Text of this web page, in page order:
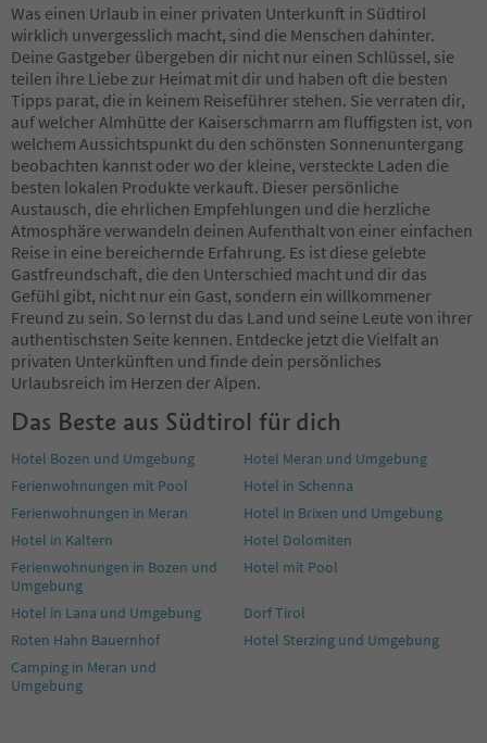
Was einen Urlaub in einer privaten Unterkunft in Südtirol
wirklich unvergesslich macht, sind die Menschen dahinter.
Deine Gastgeber übergeben dir nicht nur einen Schlüssel, sie
teilen ihre Liebe zur Heimat mit dir und haben oft die besten
Tipps parat, die in keinem Reiseführer stehen. Sie verraten dir,
auf welcher Almhütte der Kaiserschmarrn am fluffigsten ist, von
welchem Aussichtspunkt du den schönsten Sonnenuntergang
beobachten kannst oder wo der kleine, versteckte Laden die
besten lokalen Produkte verkauft. Dieser persönliche
Austausch, die ehrlichen Empfehlungen und die herzliche
Atmosphäre verwandeln deinen Aufenthalt von einer einfachen
Reise in eine bereichernde Erfahrung. Es ist diese gelebte
Gastfreundschaft, die den Unterschied macht und dir das
Gefühl gibt, nicht nur ein Gast, sondern ein willkommener
Freund zu sein. So lernst du das Land und seine Leute von ihrer
authentischsten Seite kennen. Entdecke jetzt die Vielfalt an
privaten Unterkünften und finde dein persönliches
Urlaubsreich im Herzen der Alpen.
Das Beste aus Südtirol für dich
Hotel Bozen und Umgebung
Hotel Meran und Umgebung
Ferienwohnungen mit Pool
Hotel in Schenna
Ferienwohnungen in Meran
Hotel in Brixen und Umgebung
Hotel in Kaltern
Hotel Dolomiten
Ferienwohnungen in Bozen und
Umgebung
Hotel mit Pool
Hotel in Lana und Umgebung
Dorf Tirol
Roten Hahn Bauernhof
Hotel Sterzing und Umgebung
Camping in Meran und
Umgebung